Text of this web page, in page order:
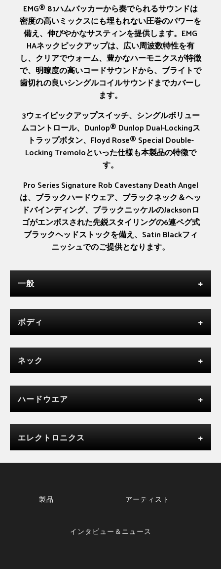
EMG® 81ハムバッカーから奏でられるサウンドは
密度の高いミックスにも埋もれない圧巻のパワーを
備え、伸びやかなサスティンを提供します。EMG
HAネックピックアップは、広い周波数特性を有
し、クリアでウォーム、豊かなハーモニクスが特徴
で、明瞭度の高いコードサウンドから、ブライトで
歯切れの良いシングルコイルサウンドまでカバーし
ます。
3ウェイピックアップスイッチ、シングルボリュー
ムコントロール、Dunlop® Dunlop Dual-Lockingス
トラップボタン、Floyd Rose® Special Double-
Locking Tremoloといった仕様も本製品の特徴で
す。
Pro Series Signature Rob Cavestany Death Angel
は、ブラックハードウェア、ブラックネック＆ヘッ
ドバインディング、ブラックニッケルのJacksonロ
ゴがエンボスされた先鋭スタイリングの6連ペグ式
ブラックヘッドストックを備え、Satin Blackフィ
ニッシュでのご提供となります。
一般
ボディ
ネック
ハードウエア
エレクトロニクス
製品 アーティスト
インタビュー＆ニュース